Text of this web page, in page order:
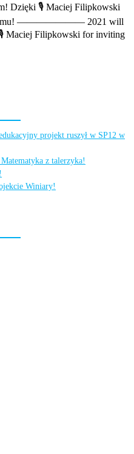
Dzięki 🎙️ Maciej Filipkowski
——————— 2021 will
Maciej Filipkowski for inviting
projekt ruszył w SP12 w
z talerzyka!
Winiary!